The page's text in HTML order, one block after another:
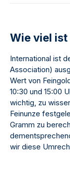
Wie viel ist
International ist
Association)
Wert von
10:30 und 15:00
wichtig, zu
Feinunze
Gramm zu
wir diese